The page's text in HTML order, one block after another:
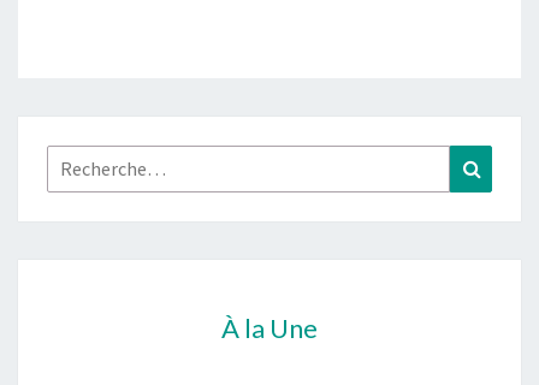
Rechercher :
À la Une